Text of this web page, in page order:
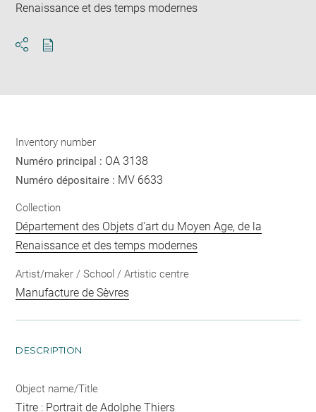
Renaissance et des temps modernes
Inventory number
Numéro principal : OA 3138
Numéro dépositaire : MV 6633
Collection
Département des Objets d'art du Moyen Age, de la
Renaissance et des temps modernes
Artist/maker / School / Artistic centre
Manufacture de Sèvres
DESCRIPTION
Object name/Title
Titre : Portrait de Adolphe Thiers